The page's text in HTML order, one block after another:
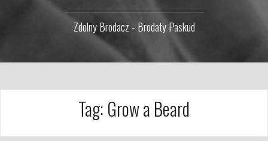
Zdolny Brodacz - Brodaty Paskud
Tag: Grow a Beard